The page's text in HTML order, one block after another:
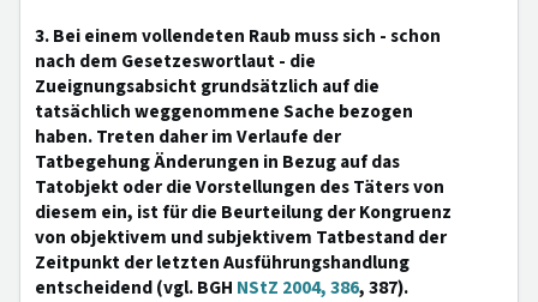
3. Bei einem vollendeten Raub muss sich - schon
nach dem Gesetzeswortlaut - die
Zueignungsabsicht grundsätzlich auf die
tatsächlich weggenommene Sache bezogen
haben. Treten daher im Verlaufe der
Tatbegehung Änderungen in Bezug auf das
Tatobjekt oder die Vorstellungen des Täters von
diesem ein, ist für die Beurteilung der Kongruenz
von objektivem und subjektivem Tatbestand der
Zeitpunkt der letzten Ausführungshandlung
entscheidend (vgl. BGH NStZ 2004, 386, 387).